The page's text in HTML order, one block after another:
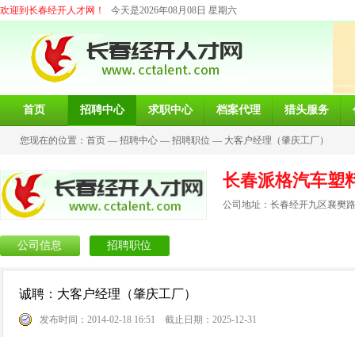
欢迎到长春经开人才网！ 今天是2026年08月08日 星期六
首页 招聘中心 求职中心 档案代理 猎头服务
您现在的位置： 首页 — 招聘中心 — 招聘职位 — 大客户经理（肇庆工厂）
长春派格汽车塑
公司地址：长春经开九区襄樊
公司信息 招聘职位
诚聘：大客户经理（肇庆工厂）
发布时间：2014-02-18 16:51 截止日期：2025-12-31